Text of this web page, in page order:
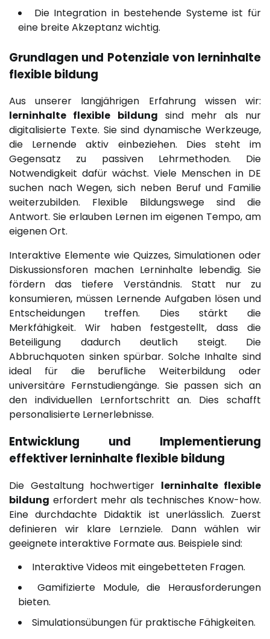
Die Integration in bestehende Systeme ist für
eine breite Akzeptanz wichtig.
Grundlagen und Potenziale von lerninhalte
flexible bildung
Aus unserer langjährigen Erfahrung wissen wir:
lerninhalte flexible bildung sind mehr als nur
digitalisierte Texte. Sie sind dynamische Werkzeuge,
die Lernende aktiv einbeziehen. Dies steht im
Gegensatz zu passiven Lehrmethoden. Die
Notwendigkeit dafür wächst. Viele Menschen in DE
suchen nach Wegen, sich neben Beruf und Familie
weiterzubilden. Flexible Bildungswege sind die
Antwort. Sie erlauben Lernen im eigenen Tempo, am
eigenen Ort.
Interaktive Elemente wie Quizzes, Simulationen oder
Diskussionsforen machen Lerninhalte lebendig. Sie
fördern das tiefere Verständnis. Statt nur zu
konsumieren, müssen Lernende Aufgaben lösen und
Entscheidungen treffen. Dies stärkt die
Merkfähigkeit. Wir haben festgestellt, dass die
Beteiligung dadurch deutlich steigt. Die
Abbruchquoten sinken spürbar. Solche Inhalte sind
ideal für die berufliche Weiterbildung oder
universitäre Fernstudiengänge. Sie passen sich an
den individuellen Lernfortschritt an. Dies schafft
personalisierte Lernerlebnisse.
Entwicklung und Implementierung
effektiverlerninhalte flexible bildung
Die Gestaltung hochwertiger lerninhalte flexible
bildung erfordert mehr als technisches Know-how.
Eine durchdachte Didaktik ist unerlässlich. Zuerst
definieren wir klare Lernziele. Dann wählen wir
geeignete interaktive Formate aus. Beispiele sind:
Interaktive Videos mit eingebetteten Fragen.
Gamifizierte Module, die Herausforderungen
bieten.
Simulationsübungen für praktische Fähigkeiten.